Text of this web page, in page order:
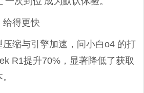
给得更快
缩与引擎加速，问小白o4 的打
R1提升70%，显著降低了获取